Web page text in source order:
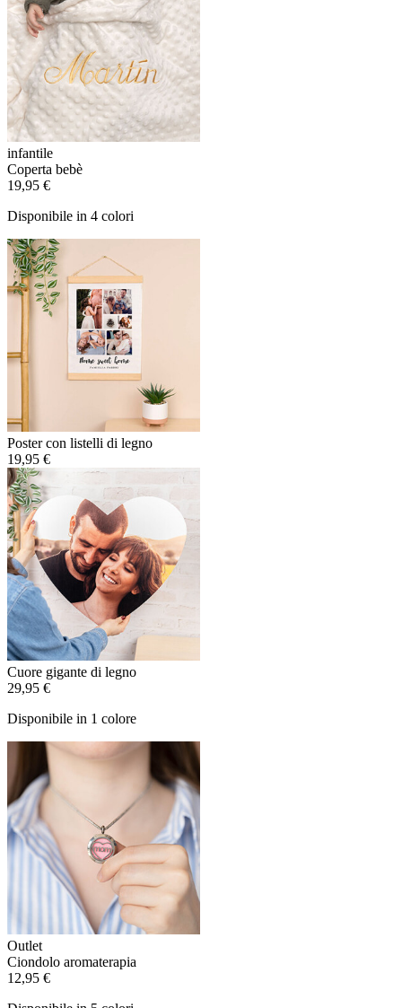
infantile
Coperta bebè
19,95 €
Disponibile in 4 colori
Poster con listelli di legno
19,95 €
Cuore gigante di legno
29,95 €
Disponibile in 1 colore
Outlet
Ciondolo aromaterapia
12,95 €